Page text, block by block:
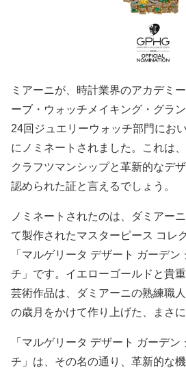
ミアーニが、時計業界のアカデミ
ーブ・ウォッチメイキング・グラ
24回ジュエリーウォッチ部門にお
にノミネートされました。これは
クラフツマンシップと革新的なデ
認められた証と言えるでしょう。
ノミネートされたのは、ダミアー
て製作されたマスターピース コレ
「マルゲリータ デザート ガーデン
チ」です。イエローゴールドと貴
芸術作品は、ダミアーニの熟練職
の歳月をかけて作り上げた、まさに
「マルゲリータ デザート ガーデン
チ」は、その名の通り、革新的な